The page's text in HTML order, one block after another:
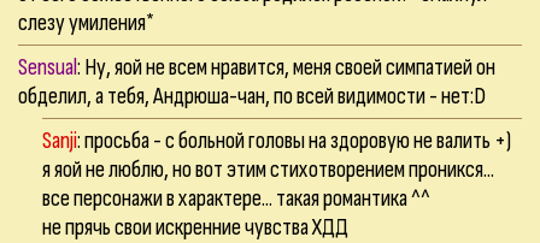
слезу умиления*
Sensual: Ну, яой не всем нравится, меня своей симпатией он
обделил, а тебя, Андрюша-чан, по всей видимости - нет:D
Sanji: просьба - с больной головы на здоровую не валить +)
я яой не люблю, но вот этим стихотворением проникся...
все персонажи в характере... такая романтика ^^
не прячь свои искренние чувства ХДД